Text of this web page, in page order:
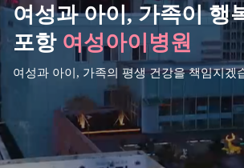
여성과 아이,가족이 행
포항 여성아이병원
여성과 아이, 가족의 평생 건강을 책임지겠